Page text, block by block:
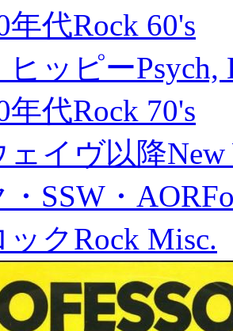
年代Rock 60's
ヒッピーPsych,
年代Rock 70's
ェイヴ以降New
SSW・AOR
ックRock Misc.